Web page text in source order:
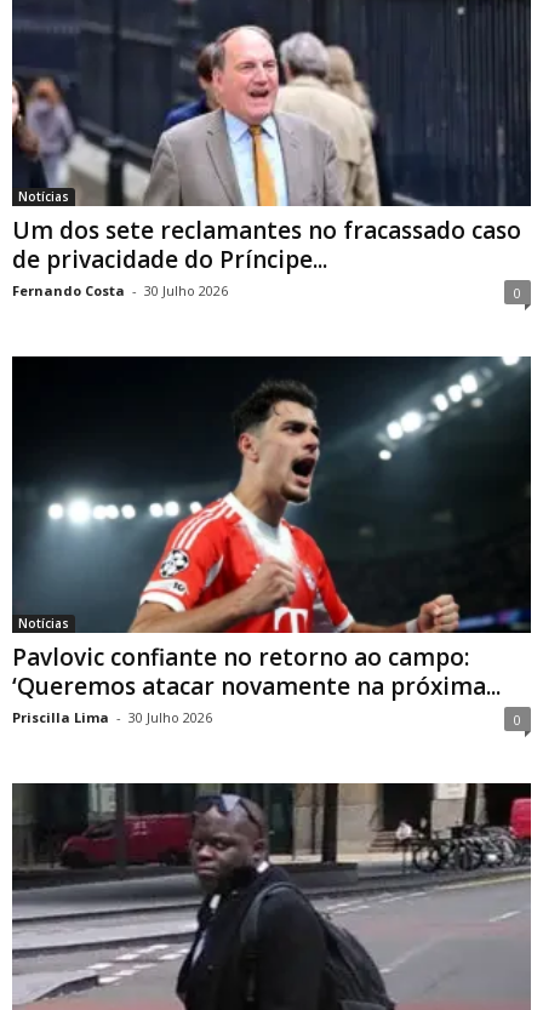
Notícias
Um dos sete reclamantes no fracassado caso
de privacidade do Príncipe...
Fernando Costa - 30 Julho 2026 0
Notícias
Pavlovic confiante no retorno ao campo:
‘Queremos atacar novamente na próxima...
Priscilla Lima - 30 Julho 2026 0